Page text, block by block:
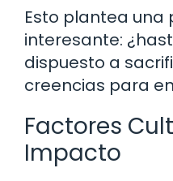
Esto plantea una
interesante:
dispuesto a
creencias para
Factores
Impacto